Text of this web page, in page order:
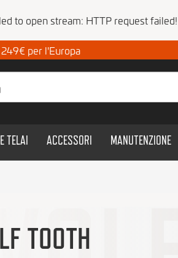
to open stream: HTTP request
per l'Europa
TELAI ACCESSORI MANUTENZIONE
TOOTH